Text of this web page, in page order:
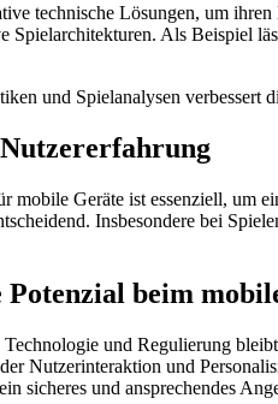
technische Lösungen, um
Spielarchitekturen. Als Beispiel
und Spielanalysen
Geräte ist essenziell, um
Insbesondere bei
Potenzial beim
und Regulierung
Nutzerinteraktion und
sicheres und ansprechendes